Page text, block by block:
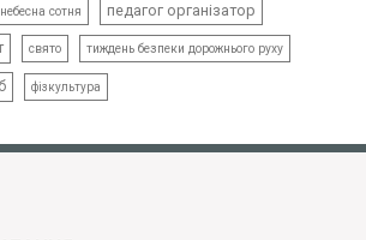
небесна сотня педагог організатор
свято тиждень безпеки дорожнього руху
фізкультура